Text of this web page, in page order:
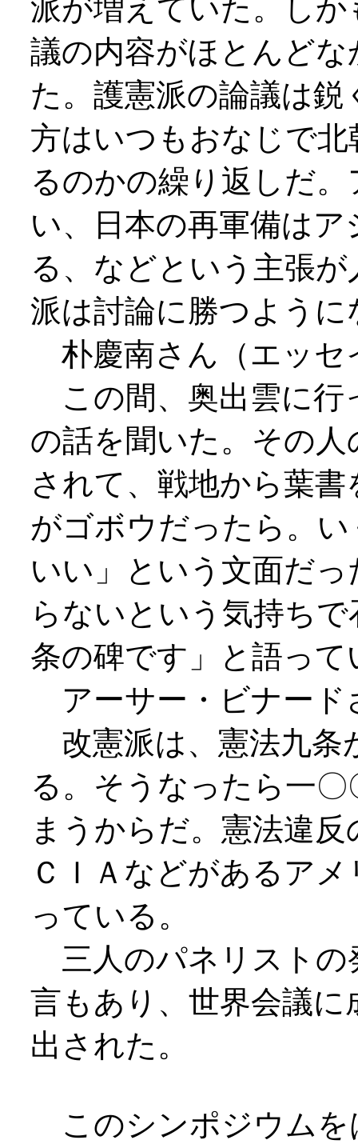
派が増えていた。し
議の内容がほとんど
た。護憲派の論議は
方はいつもおなじで
るのかの繰り返しだ
い、日本の再軍備は
る、などという主張
派は討論に勝つよう
朴慶南さん（エッセ
この間、奥出雲に行
の話を聞いた。その
されて、戦地から葉
がゴボウだったら。
いい」という文面だ
らないという気持ち
条の碑です」と語って
アーサー・ビナード
改憲派は、憲法九条
る。そうなったら一
まうからだ。憲法違
ＣＩＡなどがあるア
っている。
三人のパネリストの
言もあり、世界会議
出された。
このシンポジウムを